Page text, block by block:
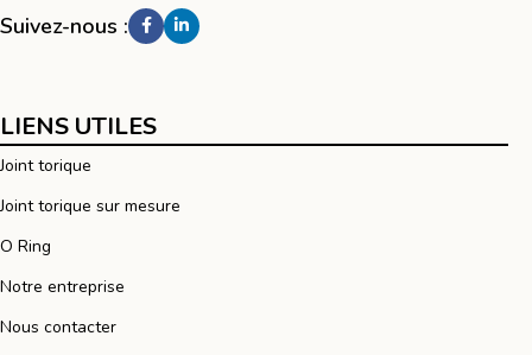
Suivez-nous :
LIENS UTILES
Joint torique
Joint torique sur mesure
O Ring
Notre entreprise
Nous contacter